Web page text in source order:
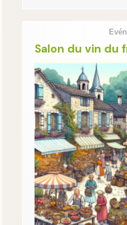
Salon du vin du